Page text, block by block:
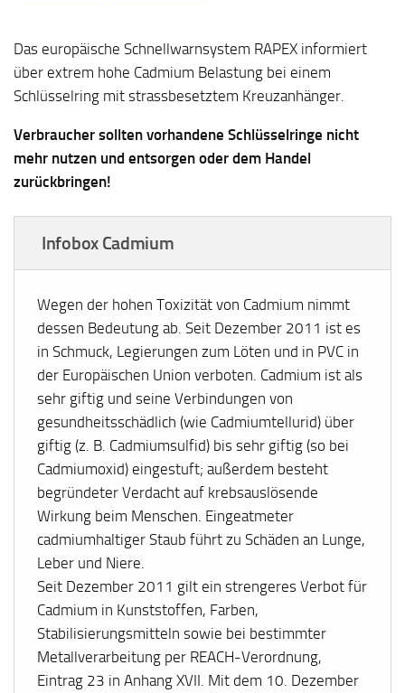
Das europäische Schnellwarnsystem RAPEX informiert
über extrem hohe Cadmium Belastung bei einem
Schlüsselring mit strassbesetztem Kreuzanhänger.
Verbraucher sollten vorhandene Schlüsselringe nicht
mehr nutzen und entsorgen oder dem Handel
zurückbringen!
Infobox Cadmium
Wegen der hohen Toxizität von Cadmium nimmt
dessen Bedeutung ab. Seit Dezember 2011 ist es
in Schmuck, Legierungen zum Löten und in PVC in
der Europäischen Union verboten. Cadmium ist als
sehr giftig und seine Verbindungen von
gesundheitsschädlich (wie Cadmiumtellurid) über
giftig (z. B. Cadmiumsulfid) bis sehr giftig (so bei
Cadmiumoxid) eingestuft; außerdem besteht
begründeter Verdacht auf krebsauslösende
Wirkung beim Menschen. Eingeatmeter
cadmiumhaltiger Staub führt zu Schäden an Lunge,
Leber und Niere.
Seit Dezember 2011 gilt ein strengeres Verbot für
Cadmium in Kunststoffen, Farben,
Stabilisierungsmitteln sowie bei bestimmter
Metallverarbeitung per REACH-Verordnung,
Eintrag 23 in Anhang XVII. Mit dem 10. Dezember